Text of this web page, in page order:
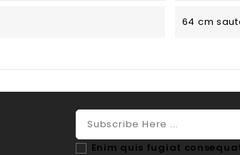
64 cm
Enim quis fugiat